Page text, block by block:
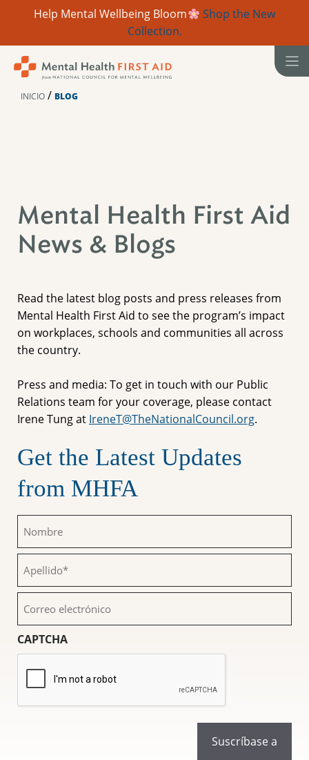
Help Mental Wellbeing Bloom
Shop the New
Collection.
contenido
INICIO / BLOG
Mental Health First Aid
News & Blogs
Read the latest blog posts and press releases from
Mental Health First Aid to see the program’s impact
on workplaces, schools and communities all across
the country.
Press and media: To get in touch with our Public
Relations team for your coverage, please contact
Irene Tung at IreneT@TheNationalCouncil.org.
Get the Latest Updates
from MHFA
(Obligatorio)
electrónico
(Obligatorio)
CAPTCHA